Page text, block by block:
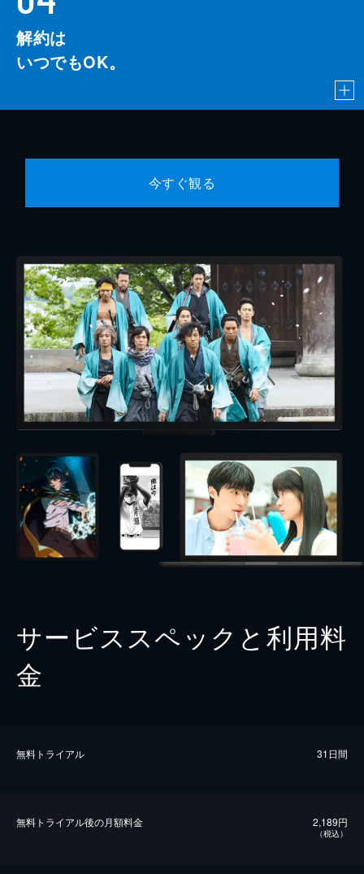
解約は
いつでもOK。
今すぐ観る
サービススペックと利用料
金
無料トライアル 31日間
無料トライアル後の⽉額料金 2,189円
（税込）